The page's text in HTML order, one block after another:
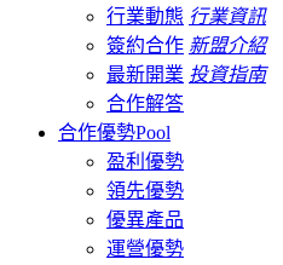
行業動態 行業資訊
簽約合作 新盟介紹
最新開業 投資指南
合作解答
合作優勢Pool
盈利優勢
領先優勢
優異產品
運營優勢